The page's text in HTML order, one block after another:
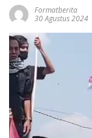
Formatberita
30 Agustus 2024